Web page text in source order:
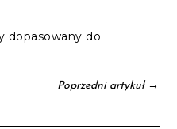
dopasowany do
Poprzedni artykuł→